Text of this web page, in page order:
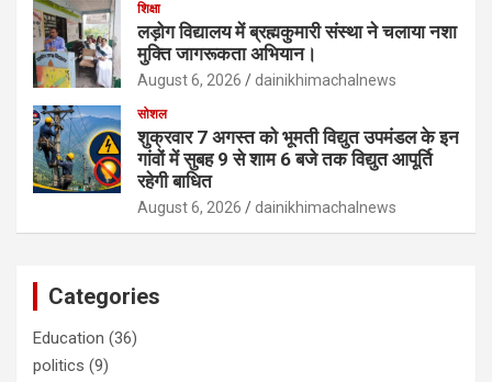
शिक्षा
लड़ोग विद्यालय में ब्रह्मकुमारी संस्था ने चलाया नशा
मुक्ति जागरूकता अभियान।
August 6, 2026 dainikhimachalnews
सोशल
शुक्रवार 7 अगस्त को भूमती विद्युत उपमंडल के इन
गांवों में सुबह 9 से शाम 6 बजे तक विद्युत आपूर्ति
रहेगी बाधित
August 6, 2026 dainikhimachalnews
Categories
Education (36)
politics (9)